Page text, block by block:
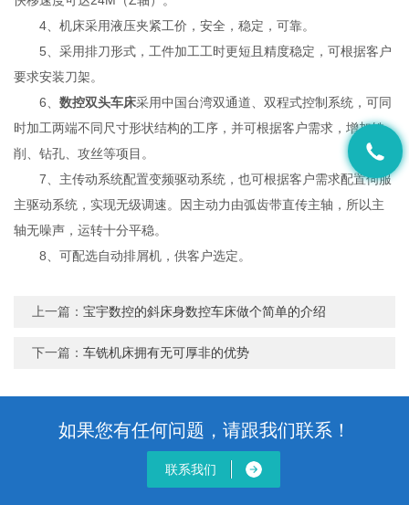
4、机床采用液压夹紧工价，安全，稳定，可靠。
5、采用排刀形式，工件加工工时更短且精度稳定，可根据客户
要求安装刀架。
6、数控双头车床采用中国台湾双通道、双程式控制系统，可同
时加工两端不同尺寸形状结构的工序，并可根据客户需求，增加铣
削、钻孔、攻丝等项目。
7、主传动系统配置变频驱动系统，也可根据客户需求配置伺服
主驱动系统，实现无级调速。因主动力由弧齿带直传主轴，所以主
轴无噪声，运转十分平稳。
8、可配选自动排屑机，供客户选定。
上一篇：宝宇数控的斜床身数控车床做个简单的介绍
下一篇：车铣机床拥有无可厚非的优势
如果您有任何问题，请跟我们联系！
联系我们